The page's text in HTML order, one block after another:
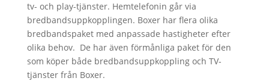
tv- och play-tjänster. Hemtelefonin går via
bredbandsuppkopplingen. Boxer har flera olika
bredbandspaket med anpassade hastigheter efter
olika behov. De har även förmånliga paket för den
som köper både bredbandsuppkoppling och TV-
tjänster från Boxer.